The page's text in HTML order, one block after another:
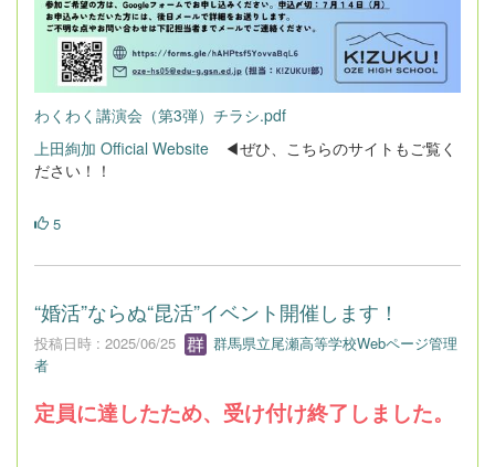
わくわく講演会（第3弾）チラシ.pdf
上田絢加 Official Website ◀ぜひ、こちらのサイトもご覧く
ださい！！
5
“婚活”ならぬ“昆活”イベント開催します！
投稿日時 : 2025/06/25
群馬県立尾瀬高等学校Webページ管理
者
定員に達したため、受け付け終了しました。